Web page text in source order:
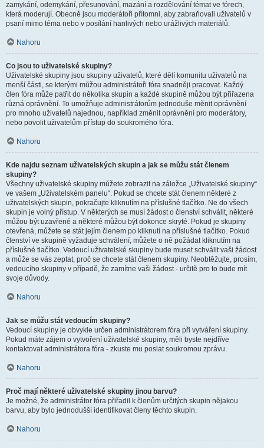
zamykání, odemykání, přesunování, mazání a rozdělování témat ve fórech,
která moderují. Obecně jsou moderátoři přítomni, aby zabraňovali uživatelů v
psaní mimo téma nebo v posílání hanlivých nebo urážlivých materiálů.
Nahoru
Co jsou to uživatelské skupiny?
Uživatelské skupiny jsou skupiny uživatelů, které dělí komunitu uživatelů na
menší části, se kterými můžou administrátoři fóra snadněji pracovat. Každý
člen fóra může patřit do několika skupin a každé skupině můžou být přiřazena
různá oprávnění. To umožňuje administrátorům jednoduše měnit oprávnění
pro mnoho uživatelů najednou, například změnit oprávnění pro moderátory,
nebo povolit uživatelům přístup do soukromého fóra.
Nahoru
Kde najdu seznam uživatelských skupin a jak se můžu stát členem
skupiny?
Všechny uživatelské skupiny můžete zobrazit na záložce „Uživatelské skupiny“
ve vašem „Uživatelském panelu“. Pokud se chcete stát členem některé z
uživatelských skupin, pokračujte kliknutím na příslušné tlačítko. Ne do všech
skupin je volný přístup. V některých se musí žádost o členství schválit, některé
můžou být uzavřené a některé můžou být dokonce skryté. Pokud je skupiny
otevřená, můžete se stát jejím členem po kliknutí na příslušné tlačítko. Pokud
členství ve skupině vyžaduje schválení, můžete o ně požádat kliknutím na
příslušné tlačítko. Vedoucí uživatelské skupiny bude muset schválit vaši žádost
a může se vás zeptat, proč se chcete stát členem skupiny. Neobtěžujte, prosím,
vedoucího skupiny v případě, že zamítne vaši žádost - určitě pro to bude mít
svoje důvody.
Nahoru
Jak se můžu stát vedoucím skupiny?
Vedoucí skupiny je obvykle určen administrátorem fóra při vytváření skupiny.
Pokud máte zájem o vytvoření uživatelské skupiny, měli byste nejdříve
kontaktovat administrátora fóra - zkuste mu poslat soukromou zprávu.
Nahoru
Proč mají některé uživatelské skupiny jinou barvu?
Je možné, že administrátor fóra přiřadil k členům určitých skupin nějakou
barvu, aby bylo jednodušší identifikovat členy těchto skupin.
Nahoru